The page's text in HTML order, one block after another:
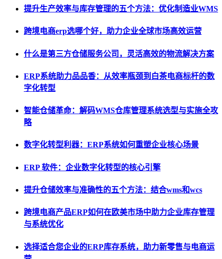
提升生产效率与库存管理的五个方法：优化制造业WMS
跨境电商erp选哪个好，助力企业全球市场高效运营
什么是第三方仓储服务公司，灵活高效的物流解决方案
ERP系统助力品品香：从效率瓶颈到白茶电商标杆的数
字化转型
智能仓储革命：解码WMS仓库管理系统选型与实施全攻
略
数字化转型利器：ERP系统如何重塑企业核心场景
ERP 软件：企业数字化转型的核心引擎
提升仓储效率与准确性的五个方法：结合wms和wcs
跨境电商产品ERP如何在欧美市场中助力企业库存管理
与系统优化
选择适合您企业的ERP库存系统，助力新零售与电商运